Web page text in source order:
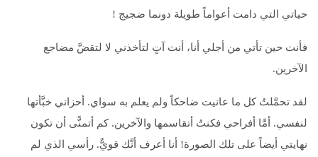
حياتي التي دامت أعواماً طويلة دونما ضجيج !
فأنت حين تأتي من أجلي أنا، أنت آتٍ لتأخذني لا لتقضَّ مضاجع
الآخرين.
لقد تحمَّلتُ كل ما عانيت ضاحكاً ولم يعلم به سواي. أحزاني خبَّأتها
لنفسي. أمَّا أفراحي فكنتُ أتقاسمها والآخرين. كم أتمنًّى أن تكون
نهايتي أيضاً على تلك الصورة! أنا أعرف أنَّك قويٌّ. رأسي الذي لم